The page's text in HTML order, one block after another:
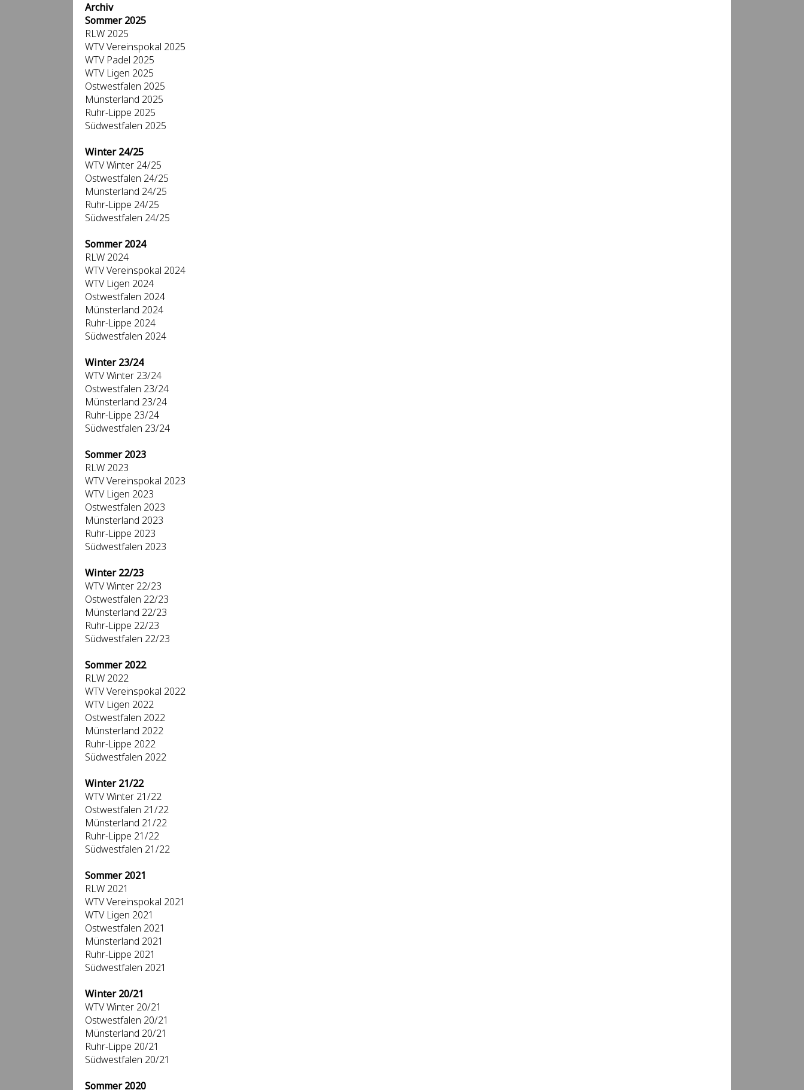
Archiv
Sommer 2025
RLW 2025
WTV Vereinspokal 2025
WTV Padel 2025
WTV Ligen 2025
Ostwestfalen 2025
Münsterland 2025
Ruhr-Lippe 2025
Südwestfalen 2025
Winter 24/25
WTV Winter 24/25
Ostwestfalen 24/25
Münsterland 24/25
Ruhr-Lippe 24/25
Südwestfalen 24/25
Sommer 2024
RLW 2024
WTV Vereinspokal 2024
WTV Ligen 2024
Ostwestfalen 2024
Münsterland 2024
Ruhr-Lippe 2024
Südwestfalen 2024
Winter 23/24
WTV Winter 23/24
Ostwestfalen 23/24
Münsterland 23/24
Ruhr-Lippe 23/24
Südwestfalen 23/24
Sommer 2023
RLW 2023
WTV Vereinspokal 2023
WTV Ligen 2023
Ostwestfalen 2023
Münsterland 2023
Ruhr-Lippe 2023
Südwestfalen 2023
Winter 22/23
WTV Winter 22/23
Ostwestfalen 22/23
Münsterland 22/23
Ruhr-Lippe 22/23
Südwestfalen 22/23
Sommer 2022
RLW 2022
WTV Vereinspokal 2022
WTV Ligen 2022
Ostwestfalen 2022
Münsterland 2022
Ruhr-Lippe 2022
Südwestfalen 2022
Winter 21/22
WTV Winter 21/22
Ostwestfalen 21/22
Münsterland 21/22
Ruhr-Lippe 21/22
Südwestfalen 21/22
Sommer 2021
RLW 2021
WTV Vereinspokal 2021
WTV Ligen 2021
Ostwestfalen 2021
Münsterland 2021
Ruhr-Lippe 2021
Südwestfalen 2021
Winter 20/21
WTV Winter 20/21
Ostwestfalen 20/21
Münsterland 20/21
Ruhr-Lippe 20/21
Südwestfalen 20/21
Sommer 2020